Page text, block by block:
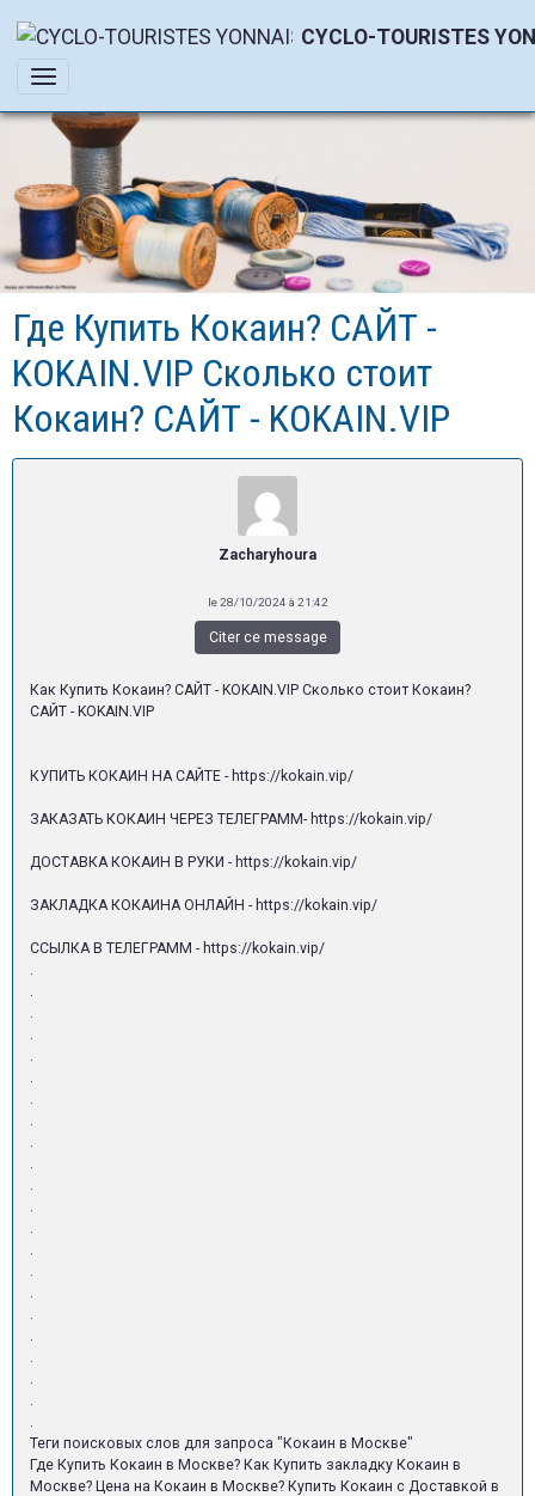
CYCLO-TOURISTES
Где Купить Кокаин? САЙТ -
KOKAIN.VIP Сколько стоит
Кокаин? САЙТ - KOKAIN.VIP
Zacharyhoura
le 28/10/2024 à 21:42
Citer ce message
Как Купить Кокаин? САЙТ - KOKAIN.VIP Сколько стоит Кокаин?
САЙТ - KOKAIN.VIP
КУПИТЬ КОКАИН НА САЙТЕ - https://kokain.vip/
ЗАКАЗАТЬ КОКАИН ЧЕРЕЗ ТЕЛЕГРАММ- https://kokain.vip/
ДОСТАВКА КОКАИН В РУКИ - https://kokain.vip/
ЗАКЛАДКА КОКАИНА ОНЛАЙН - https://kokain.vip/
ССЫЛКА В ТЕЛЕГРАММ - https://kokain.vip/
.
.
.
.
.
.
.
.
.
.
.
.
.
.
.
.
.
.
.
.
.
.
Теги поисковых слов для запроса "Кокаин в Москве"
Где Купить Кокаин в Москве? Как Купить закладку Кокаин в
Москве? Цена на Кокаин в Москве? Купить Кокаин с Доставкой в